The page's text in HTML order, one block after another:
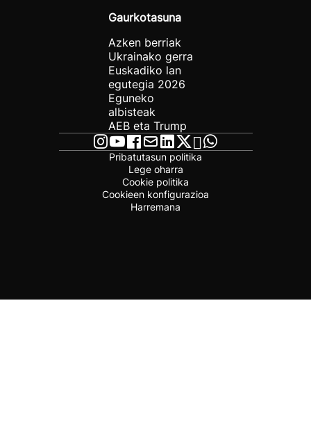
Gaurkotasuna
Azken berriak
Ukrainako gerra
Euskadiko lan
egutegia 2026
Eguneko
albisteak
AEB eta Trump
Pribatutasun politika
Lege oharra
Cookie politika
Cookieen konfigurazioa
Harremana